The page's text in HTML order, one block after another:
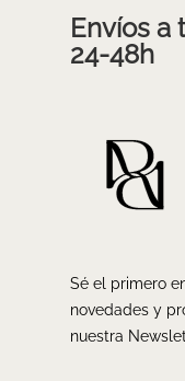
Envíos a
24-48h
Sé el primero
novedades y
nuestra